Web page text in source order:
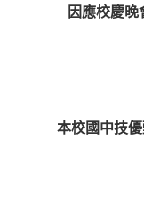
因應校慶晚
本校國中技